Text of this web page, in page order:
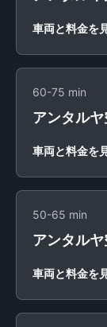
車両と料金を
60-75 min
アンタル
車両と料金を
50-65 min
アンタル
車両と料金を